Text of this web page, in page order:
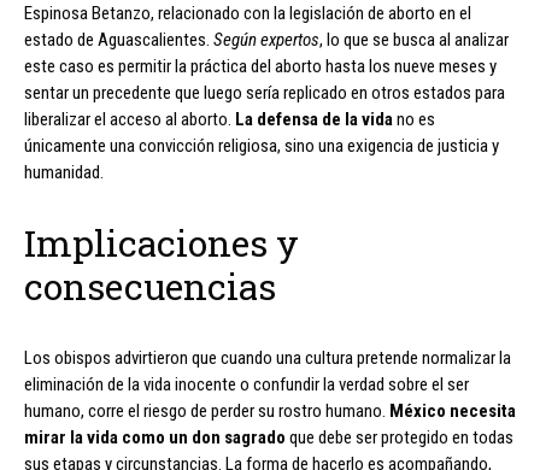
Espinosa Betanzo, relacionado con la legislación de aborto en el
estado de Aguascalientes. Según expertos, lo que se busca al analizar
este caso es permitir la práctica del aborto hasta los nueve meses y
sentar un precedente que luego sería replicado en otros estados para
liberalizar el acceso al aborto. La defensa de la vidano es
únicamente una convicción religiosa, sino una exigencia de justicia y
humanidad.
Implicaciones y
consecuencias
Los obispos advirtieron que cuando una cultura pretende normalizar la
eliminación de la vida inocente o confundir la verdad sobre el ser
humano, corre el riesgo de perder su rostro humano. México necesita
mirar la vida como un don sagrado que debe ser protegido en todas
sus etapas y circunstancias. La forma de hacerlo es acompañando,